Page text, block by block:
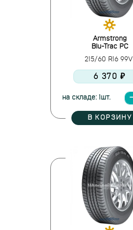
Armstrong
Blu-Trac PC
215/60 R16 99V
6 370 ₽
на складе: 1шт.
В КОРЗИНУ